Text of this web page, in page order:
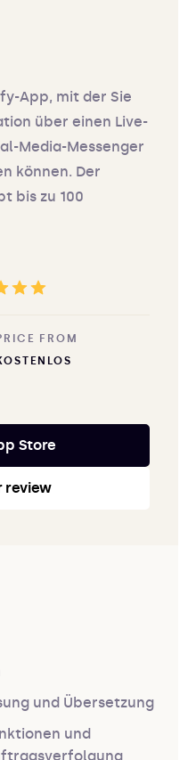
App, mit der Sie
über einen Live-
Media-Messenger
können. Der
bis zu 100
FROM
Store
review
und Übersetzung
und